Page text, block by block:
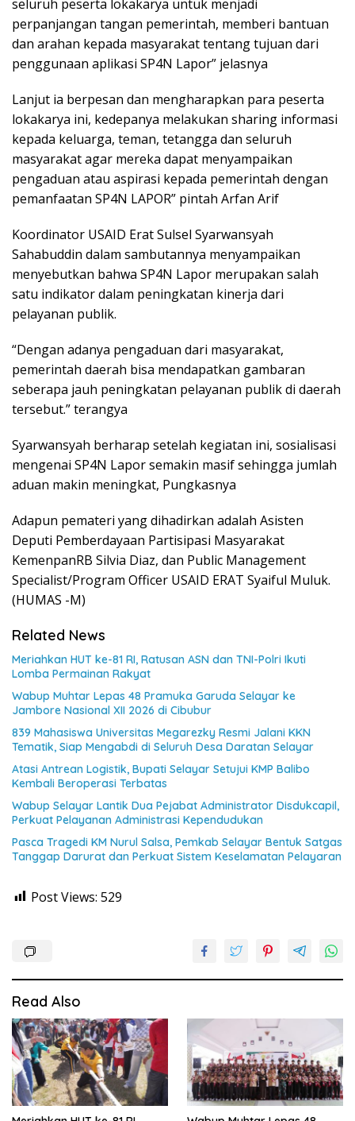
seluruh peserta lokakarya untuk menjadi
perpanjangan tangan pemerintah, memberi bantuan
dan arahan kepada masyarakat tentang tujuan dari
penggunaan aplikasi SP4N Lapor” jelasnya
Lanjut ia berpesan dan mengharapkan para peserta
lokakarya ini, kedepanya melakukan sharing informasi
kepada keluarga, teman, tetangga dan seluruh
masyarakat agar mereka dapat menyampaikan
pengaduan atau aspirasi kepada pemerintah dengan
pemanfaatan SP4N LAPOR” pintah Arfan Arif
Koordinator USAID Erat Sulsel Syarwansyah
Sahabuddin dalam sambutannya menyampaikan
menyebutkan bahwa SP4N Lapor merupakan salah
satu indikator dalam peningkatan kinerja dari
pelayanan publik.
“Dengan adanya pengaduan dari masyarakat,
pemerintah daerah bisa mendapatkan gambaran
seberapa jauh peningkatan pelayanan publik di daerah
tersebut.” terangya
Syarwansyah berharap setelah kegiatan ini, sosialisasi
mengenai SP4N Lapor semakin masif sehingga jumlah
aduan makin meningkat, Pungkasnya
Adapun pemateri yang dihadirkan adalah Asisten
Deputi Pemberdayaan Partisipasi Masyarakat
KemenpanRB Silvia Diaz, dan Public Management
Specialist/Program Officer USAID ERAT Syaiful Muluk.
(HUMAS -M)
Related News
Meriahkan HUT ke-81 RI, Ratusan ASN dan TNI-Polri Ikuti
Lomba Permainan Rakyat
Wabup Muhtar Lepas 48 Pramuka Garuda Selayar ke
Jambore Nasional XII 2026 di Cibubur
839 Mahasiswa Universitas Megarezky Resmi Jalani KKN
Tematik, Siap Mengabdi di Seluruh Desa Daratan Selayar
Atasi Antrean Logistik, Bupati Selayar Setujui KMP Balibo
Kembali Beroperasi Terbatas
Wabup Selayar Lantik Dua Pejabat Administrator Disdukcapil,
Perkuat Pelayanan Administrasi Kependudukan
Pasca Tragedi KM Nurul Salsa, Pemkab Selayar Bentuk Satgas
Tanggap Darurat dan Perkuat Sistem Keselamatan Pelayaran
Post Views: 529
Read Also